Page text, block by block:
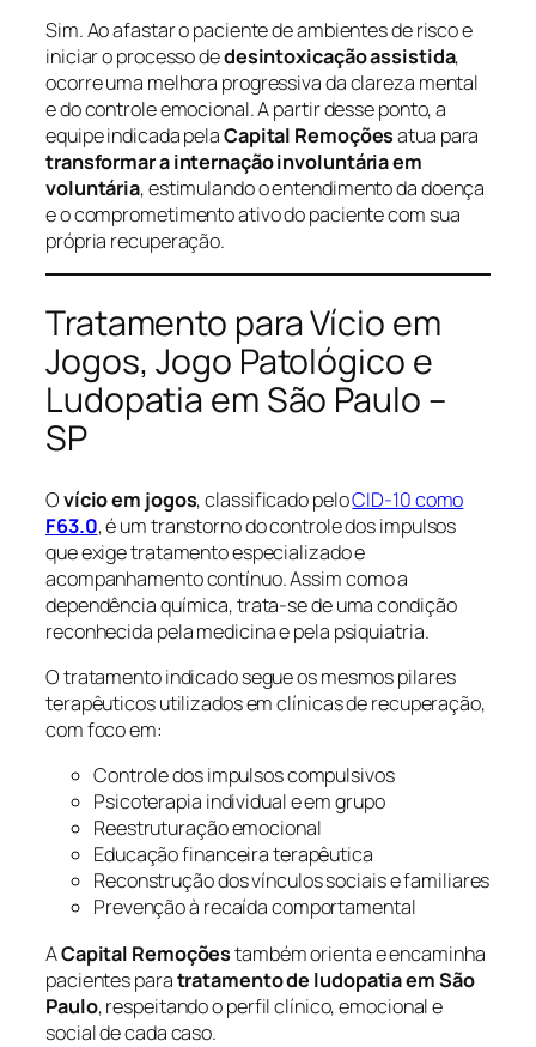
Sim. Ao afastar o paciente de ambientes de risco e
iniciar o processo dedesintoxicação assistida,
ocorre uma melhora progressiva da clareza mental
e do controle emocional. A partir desse ponto, a
equipe indicada pelaCapital Remoçõesatua para
transformar a internação involuntária em
voluntária, estimulando o entendimento da doença
e o comprometimento ativo do paciente com sua
própria recuperação.
Tratamento para Vício em
Jogos, Jogo Patológico e
Ludopatia em São Paulo –
SP
Ovício em jogos, classificado peloCID-10 como
F63.0, é um transtorno do controle dos impulsos
que exige tratamento especializado e
acompanhamento contínuo. Assim como a
dependência química, trata-se de uma condição
reconhecida pela medicina e pela psiquiatria.
O tratamento indicado segue os mesmos pilares
terapêuticos utilizados em clínicas de recuperação,
com foco em:
Controle dos impulsos compulsivos
Psicoterapia individual e em grupo
Reestruturação emocional
Educação financeira terapêutica
Reconstrução dos vínculos sociais e familiares
Prevenção à recaída comportamental
ACapital Remoçõestambém orienta e encaminha
pacientes paratratamento de ludopatia em São
Paulo, respeitando o perfil clínico, emocional e
social de cada caso.